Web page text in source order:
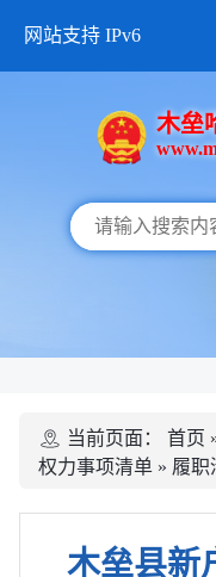
网站支持 IPv6
木垒
当前页面： 首页
权力事项清单 » 履职
木垒县新